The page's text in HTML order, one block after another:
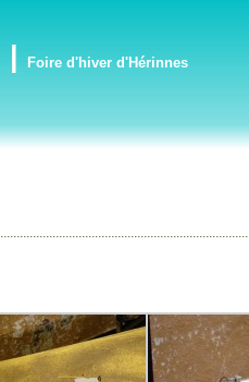
Foire d'hiver d'Hérinnes